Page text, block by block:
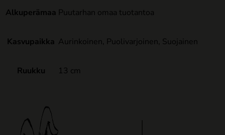
Alkuperämaa Puutarhan omaa tuotantoa
Kasvupaikka Aurinkoinen, Puolivarjoinen, Suojainen
Ruukku 13 cm